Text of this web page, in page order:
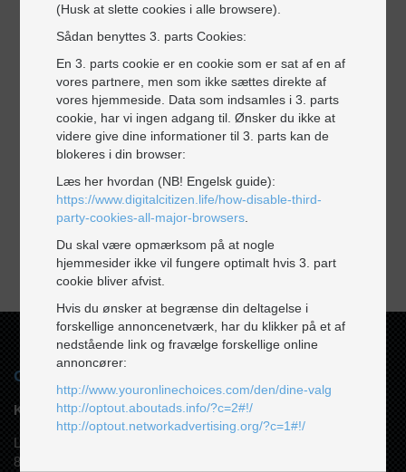
Reparation af
Biler
Trailer
Dæk og fælge
Faciliteter
Dækhotel
Ventestue
Salg af
Dæk og fælge
Gyllingnæs Auto og Dæk
KONTAKT
Lilliensborgvej 15, Gylling
8300 Odder
(Husk at slette cookies i alle browsere).
Sådan benyttes 3. parts Cookies:
En 3. parts cookie er en cookie som er sat af en af
vores partnere, men som ikke sættes direkte af
vores hjemmeside. Data som indsamles i 3. parts
cookie, har vi ingen adgang til. Ønsker du ikke at
videre give dine informationer til 3. parts kan de
blokeres i din browser:
Læs her hvordan (NB! Engelsk guide):
https://www.digitalcitizen.life/how-disable-third-
party-cookies-all-major-browsers
Du skal være opmærksom på at nogle
hjemmesider ikke vil fungere optimalt hvis 3. part
cookie bliver afvist.
Hvis du ønsker at begrænse din deltagelse i
forskellige annoncenetværk, har du klikker på et af
nedstående link og fravælge forskellige online
annoncører:
http://www.youronlinechoices.com/den/dine-valg
http://optout.aboutads.info/?c=2#!/
http://optout.networkadvertising.org/?c=1#!/